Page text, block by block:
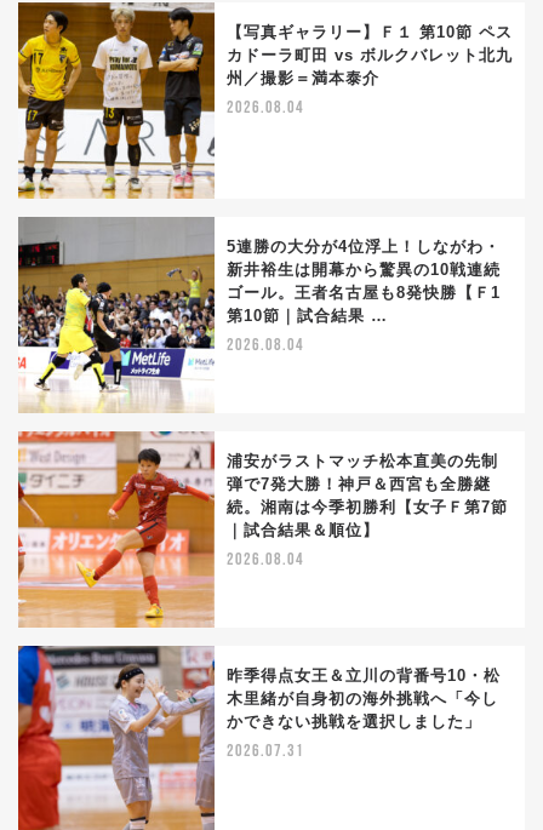
【写真ギャラリー】Ｆ１ 第10節 ペス
カドーラ町田 vs ボルクバレット北九
州／撮影＝満本泰介
2026.08.04
5連勝の大分が4位浮上！しながわ・
新井裕生は開幕から驚異の10戦連続
ゴール。王者名古屋も8発快勝【Ｆ1
第10節｜試合結果 …
2026.08.04
浦安がラストマッチ松本直美の先制
弾で7発大勝！神戸＆西宮も全勝継
続。湘南は今季初勝利【女子Ｆ第7節
｜試合結果＆順位】
2026.08.04
昨季得点女王＆立川の背番号10・松
木里緒が自身初の海外挑戦へ「今し
かできない挑戦を選択しました」
2026.07.31